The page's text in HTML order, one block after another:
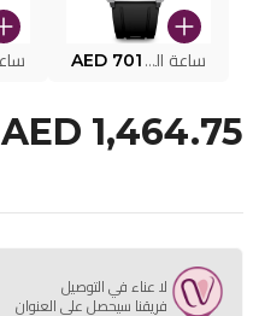
ساعة البوليس الذكية MY.AVATAR PEIUN0000101 AED 701
AED 1,464.75
لا عناء في التوصيل
فريقنا سيحصل على العنوان